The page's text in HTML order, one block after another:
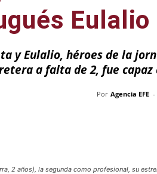
y Eulalio, héroes de la
a falta de 2, fue
Por Agencia EFE -
2 años), la segunda como profesional, su